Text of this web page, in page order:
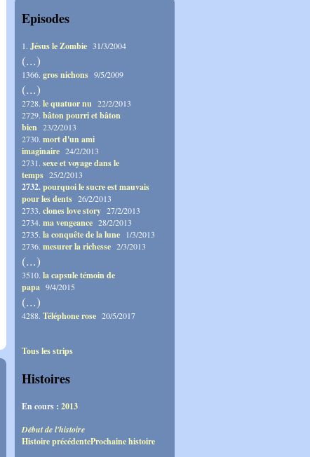
Episodes
1. Jésus le Zombie 31/3/2004
(...)
1366. gros nichons 9/5/2009
(...)
2728. le quatuor nu 22/2/2013
2729. bâton pourri et bâton
bien 23/2/2013
2730. mort d'un ami
imaginaire 24/2/2013
2731. sexe et voyage dans le
temps 25/2/2013
2732.pourquoi le sucre est mauvais
pour les dents 26/2/2013
2733. clones love story 27/2/2013
2734. ma vengeance 28/2/2013
2735. la conquête de la lune 1/3/2013
2736. mesurer la richesse 2/3/2013
(...)
3510. la capsule témoin de
papa 9/4/2015
(...)
4288. Téléphone rose 20/5/2017
Tous les strips
Histoires
En cours : 2013
Début de l'histoire
Histoire précédenteProchaine histoire